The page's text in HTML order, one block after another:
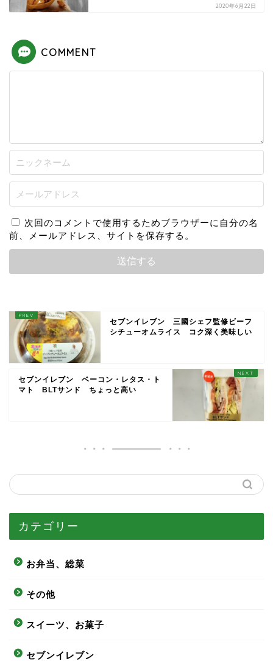
2020年6月22日
COMMENT
次回のコメントで使用するためブラウザーに自分の名
前、メールアドレス、サイトを保存する。
セブンイレブン 三國シェフ監修ビーフ
シチューオムライス コク深く美味しい
セブンイレブン ベーコン・レタス・ト
マト BLTサンド ちょっと高い
カテゴリー
お弁当、総菜
その他
スイーツ、お菓子
セブンイレブン